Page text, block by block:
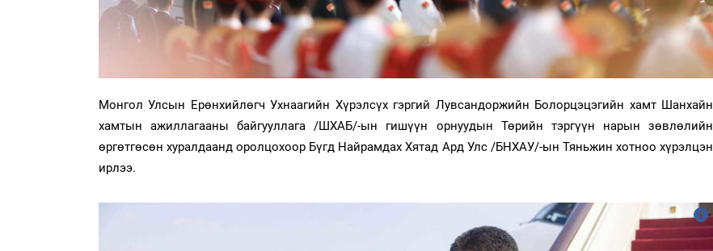
Монгол Улсын Ерөнхийлөгч Ухнаагийн Хүрэлсүх гэргий Лувсандоржийн Болорцэцэгийн хамт Шанхайн
хамтын ажиллагааны байгууллага /ШХАБ/-ын гишүүн орнуудын Төрийн тэргүүн нарын зөвлөлийн
өргөтгөсөн хуралдаанд оролцохоор Бүгд Найрамдах Хятад Ард Улс /БНХАУ/-ын Тяньжин хотноо хүрэлцэн
ирлээ.